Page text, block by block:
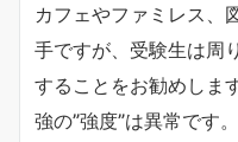
カフェやファミレス、
手ですが、受験生は周
することをお勧めしま
強の”強度”は異常です